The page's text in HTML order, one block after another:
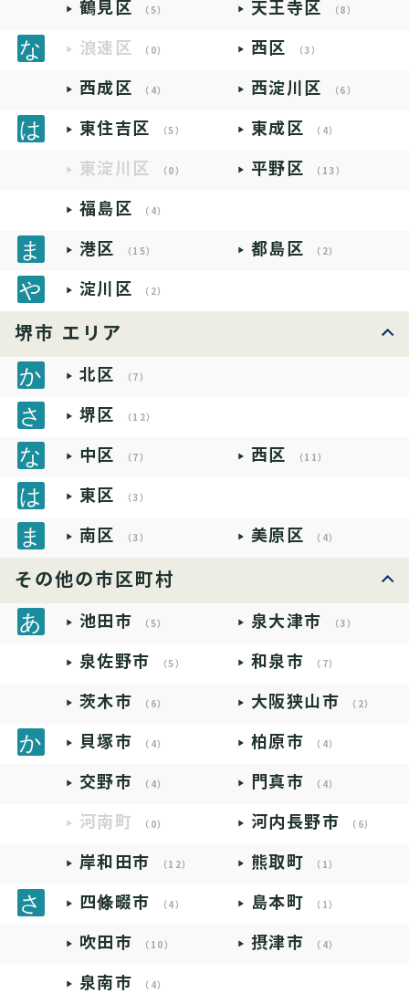
鶴見区 （5） 天王寺区 （8）
浪速区 （0） 西区 （3）
西成区 （4） 西淀川区 （6）
東住吉区 （5） 東成区 （4）
東淀川区 （0） 平野区 （13）
福島区 （4）
港区 （15） 都島区 （2）
淀川区 （2）
堺市 エリア
北区 （7）
堺区 （12）
中区 （7） 西区 （11）
東区 （3）
南区 （3） 美原区 （4）
その他の市区町村
池田市 （5） 泉大津市 （3）
泉佐野市 （5） 和泉市 （7）
茨木市 （6） 大阪狭山市 （2）
貝塚市 （4） 柏原市 （4）
交野市 （4） 門真市 （4）
河南町 （0） 河内長野市 （6）
岸和田市 （12） 熊取町 （1）
四條畷市 （4） 島本町 （1）
吹田市 （10） 摂津市 （4）
泉南市 （4）